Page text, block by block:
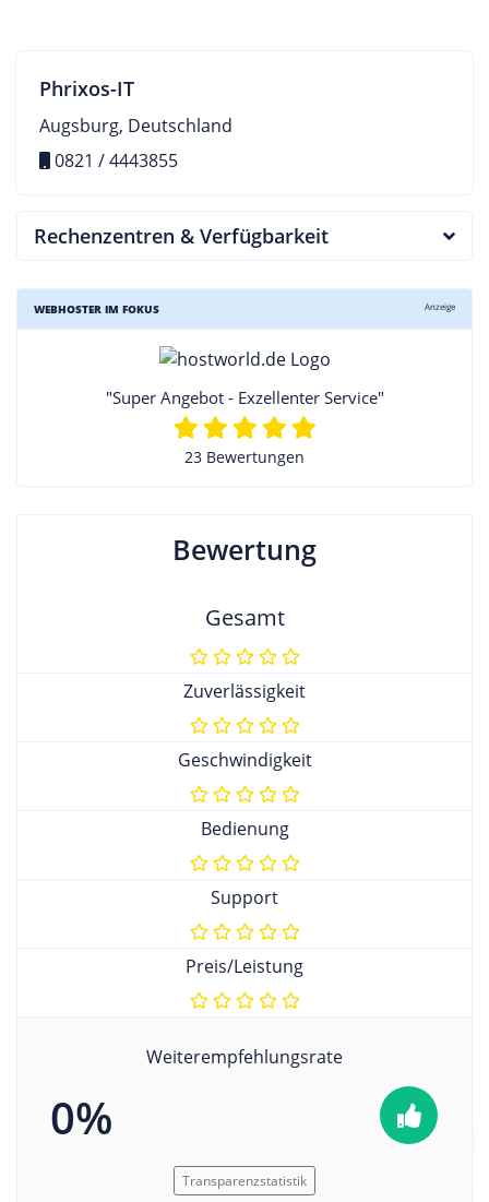
Phrixos-IT
Augsburg, Deutschland
0821 / 4443855
Rechenzentren & Verfügbarkeit
WEBHOSTER IM FOKUS Anzeige
"Super Angebot - Exzellenter Service"
23 Bewertungen
Bewertung
Gesamt
Zuverlässigkeit
Geschwindigkeit
Bedienung
Support
Preis/Leistung
Weiterempfehlungsrate
0%
Transparenzstatistik